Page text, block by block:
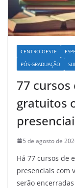
CENTRO-OESTE
PÓS-GRADUAÇÃO
77 cursos
gratuitos
5 de agosto de
Há 77 cursos de
presenciais com
serão